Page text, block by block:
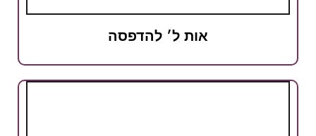
אות ל׳ להדפסה